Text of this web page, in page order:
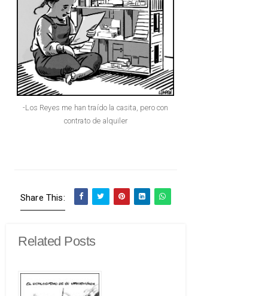
-Los Reyes me han traído la casita, pero con
contrato de alquiler
Share This:
Related Posts